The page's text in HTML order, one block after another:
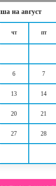
на август
ЧТ ПТ
6 7
13 14
20 21
27 28